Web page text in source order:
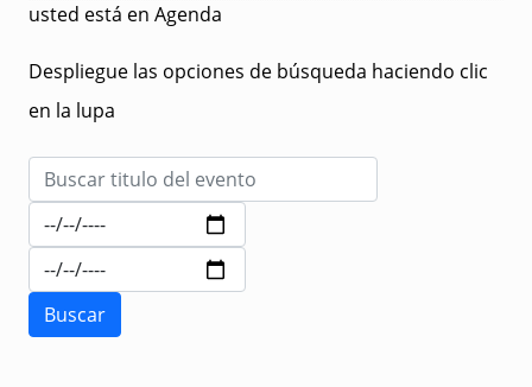
usted está en Agenda
Despliegue las opciones de búsqueda haciendo clic
en la lupa